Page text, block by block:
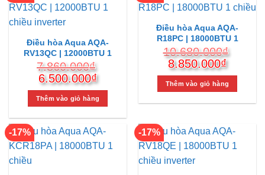
Điều hòa Aqua AQA-
RV13QC | 12000BTU 1
chiều inverter
7.860.000₫
Giá
gốc
là:
6.500.000₫Giá
hiện
tại
6.500.000₫.
Thêm vào giỏ hàng
Điều hòa Aqua AQA-
R18PC | 18000BTU 1
chiều
10.680.000₫
Giá
gốc
là:
8.850.000₫Giá
hiện
tại
Thêm vào giỏ hàng
-17% -17%